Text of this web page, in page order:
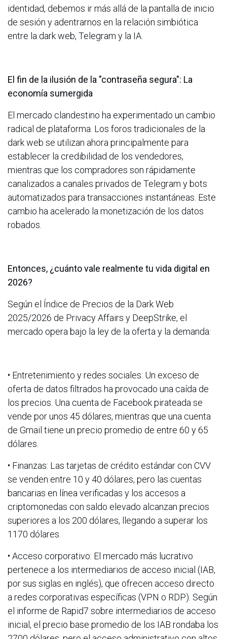
identidad, debemos ir más allá de la pantalla de inicio
de sesión y adentrarnos en la relación simbiótica
entre la dark web, Telegram y la IA.
El fin de la ilusión de la "contraseña segura": La
economía sumergida
El mercado clandestino ha experimentado un cambio
radical de plataforma. Los foros tradicionales de la
dark web se utilizan ahora principalmente para
establecer la credibilidad de los vendedores,
mientras que los compradores son rápidamente
canalizados a canales privados de Telegram y bots
automatizados para transacciones instantáneas. Este
cambio ha acelerado la monetización de los datos
robados.
Entonces, ¿cuánto vale realmente tu vida digital en
2026?
Según el Índice de Precios de la Dark Web
2025/2026 de Privacy Affairs y DeepStrike, el
mercado opera bajo la ley de la oferta y la demanda:
• Entretenimiento y redes sociales: Un exceso de
oferta de datos filtrados ha provocado una caída de
los precios. Una cuenta de Facebook pirateada se
vende por unos 45 dólares, mientras que una cuenta
de Gmail tiene un precio promedio de entre 60 y 65
dólares.
• Finanzas: Las tarjetas de crédito estándar con CVV
se venden entre 10 y 40 dólares, pero las cuentas
bancarias en línea verificadas y los accesos a
criptomonedas con saldo elevado alcanzan precios
superiores a los 200 dólares, llegando a superar los
1170 dólares.
• Acceso corporativo: El mercado más lucrativo
pertenece a los intermediarios de acceso inicial (IAB,
por sus siglas en inglés), que ofrecen acceso directo
a redes corporativas específicas (VPN o RDP). Según
el informe de Rapid7 sobre intermediarios de acceso
inicial, el precio base promedio de los IAB rondaba los